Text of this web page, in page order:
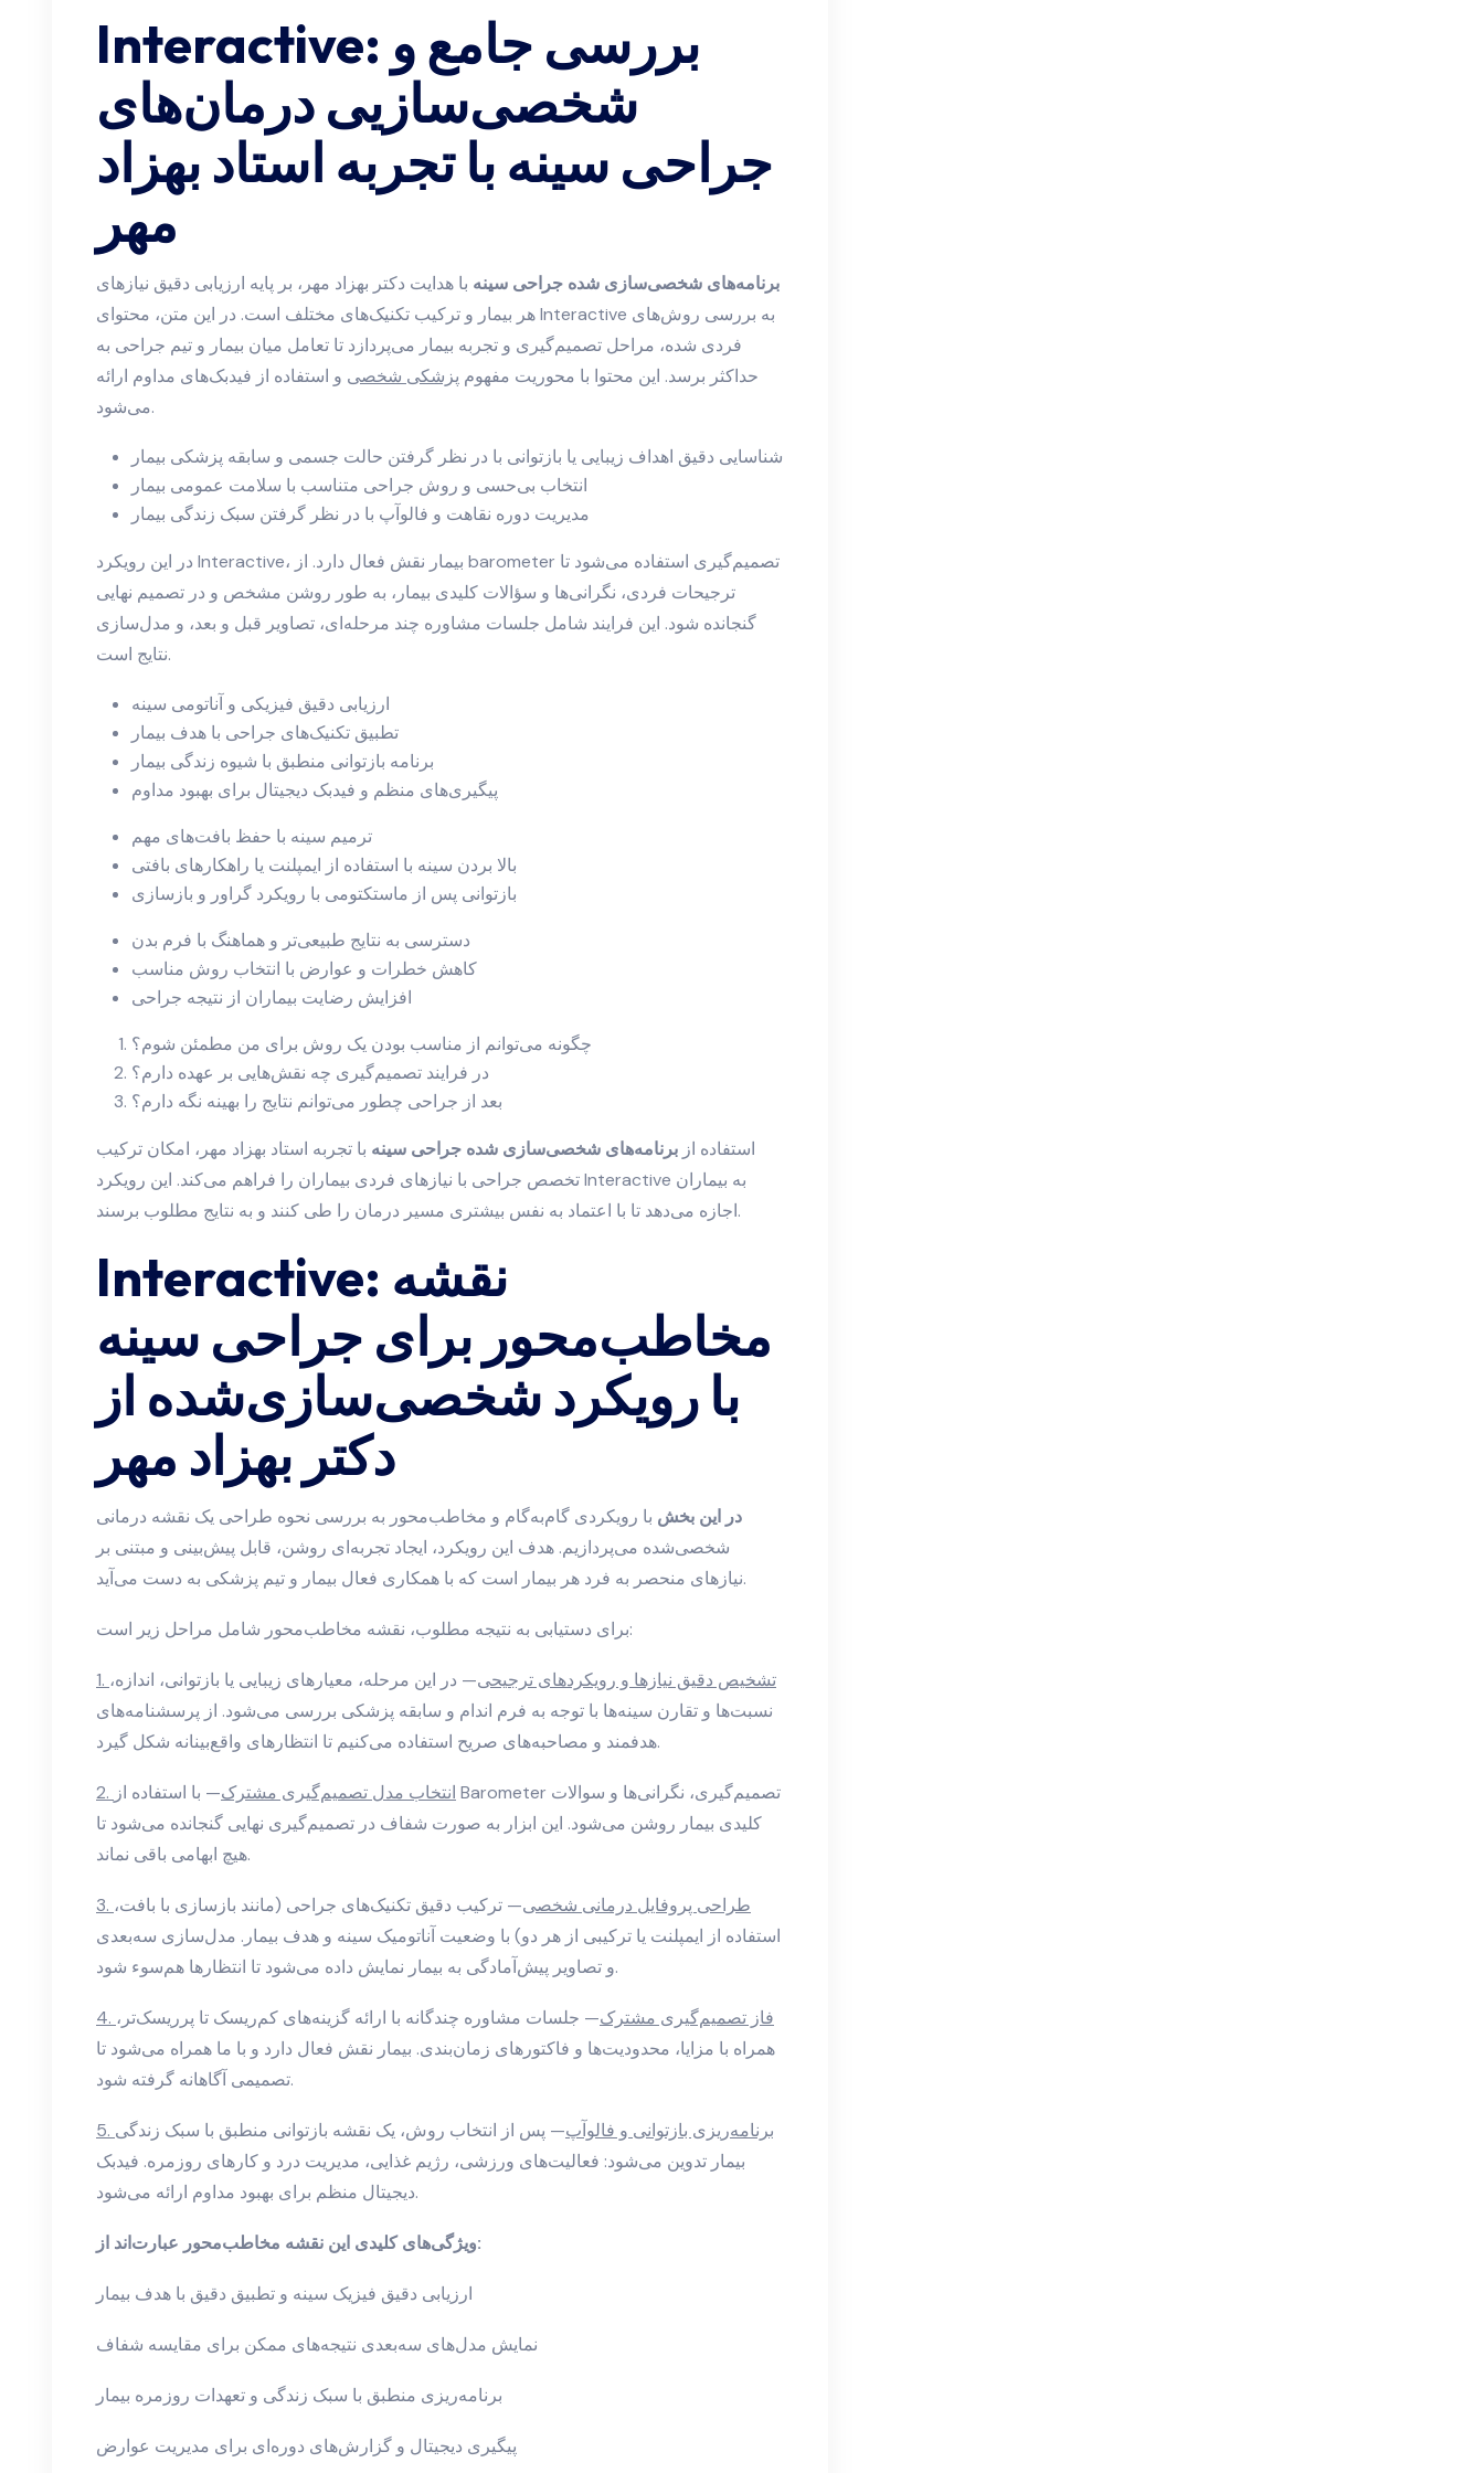
Interactive: بررسی جامع و
شخصی‌سازیی درمان‌های
جراحی سینه با تجربه استاد بهزاد
مهر
برنامه‌های شخصی‌سازی شده جراحی سینه با هدایت دکتر بهزاد مهر، بر پایه ارزیابی دقیق نیازهای
هر بیمار و ترکیب تکنیک‌های مختلف است. در این متن، محتوای Interactive به بررسی روش‌های
فردی شده، مراحل تصمیم‌گیری و تجربه بیمار می‌پردازد تا تعامل میان بیمار و تیم جراحی به
حداکثر برسد. این محتوا با محوریت مفهوم پزشکی شخصی و استفاده از فیدبک‌های مداوم ارائه
می‌شود.
شناسایی دقیق اهداف زیبایی یا بازتوانی با در نظر گرفتن حالت جسمی و سابقه پزشکی بیمار
انتخاب بی‌حسی و روش جراحی متناسب با سلامت عمومی بیمار
مدیریت دوره نقاهت و فالوآپ با در نظر گرفتن سبک زندگی بیمار
در این رویکرد Interactive، بیمار نقش فعال دارد. از barometer تصمیم‌گیری استفاده می‌شود تا
ترجیحات فردی، نگرانی‌ها و سؤالات کلیدی بیمار، به طور روشن مشخص و در تصمیم نهایی
گنجانده شود. این فرایند شامل جلسات مشاوره چند مرحله‌ای، تصاویر قبل و بعد، و مدل‌سازی
نتایج است.
ارزیابی دقیق فیزیکی و آناتومی سینه
تطبیق تکنیک‌های جراحی با هدف بیمار
برنامه بازتوانی منطبق با شیوه زندگی بیمار
پیگیری‌های منظم و فیدبک دیجیتال برای بهبود مداوم
ترمیم سینه با حفظ بافت‌های مهم
بالا بردن سینه با استفاده از ایمپلنت یا راهکارهای بافتی
بازتوانی پس از ماستکتومی با رویکرد گراور و بازسازی
دسترسی به نتایج طبیعی‌تر و هماهنگ با فرم بدن
کاهش خطرات و عوارض با انتخاب روش مناسب
افزایش رضایت بیماران از نتیجه جراحی
چگونه می‌توانم از مناسب بودن یک روش برای من مطمئن شوم؟
در فرایند تصمیم‌گیری چه نقش‌هایی بر عهده دارم؟
بعد از جراحی چطور می‌توانم نتایج را بهینه نگه دارم؟
استفاده از برنامه‌های شخصی‌سازی شده جراحی سینه با تجربه استاد بهزاد مهر، امکان ترکیب
تخصص جراحی با نیازهای فردی بیماران را فراهم می‌کند. این رویکرد Interactive به بیماران
اجازه می‌دهد تا با اعتماد به نفس بیشتری مسیر درمان را طی کنند و به نتایج مطلوب برسند.
Interactive: نقشه
مخاطب‌محور برای جراحی سینه
با رویکرد شخصی‌سازی‌شده از
دکتر بهزاد مهر
در این بخش با رویکردی گام‌به‌گام و مخاطب‌محور به بررسی نحوه طراحی یک نقشه درمانی
شخصی‌شده می‌پردازیم. هدف این رویکرد، ایجاد تجربه‌ای روشن، قابل پیش‌بینی و مبتنی بر
نیازهای منحصر به فرد هر بیمار است که با همکاری فعال بیمار و تیم پزشکی به دست می‌آید.
برای دستیابی به نتیجه مطلوب، نقشه مخاطب‌محور شامل مراحل زیر است:
1. تشخیص دقیق نیازها و رویکردهای ترجیحی— در این مرحله، معیارهای زیبایی یا بازتوانی، اندازه،
نسبت‌ها و تقارن سینه‌ها با توجه به فرم اندام و سابقه پزشکی بررسی می‌شود. از پرسشنامه‌های
هدفمند و مصاحبه‌های صریح استفاده می‌کنیم تا انتظارهای واقع‌بینانه شکل گیرد.
2. انتخاب مدل تصمیم‌گیری مشترک— با استفاده از Barometer تصمیم‌گیری، نگرانی‌ها و سوالات
کلیدی بیمار روشن می‌شود. این ابزار به صورت شفاف در تصمیم‌گیری نهایی گنجانده می‌شود تا
هیچ ابهامی باقی نماند.
3. طراحی پروفایل درمانی شخصی— ترکیب دقیق تکنیک‌های جراحی (مانند بازسازی با بافت،
استفاده از ایمپلنت یا ترکیبی از هر دو) با وضعیت آناتومیک سینه و هدف بیمار. مدل‌سازی سه‌بعدی
و تصاویر پیش‌آمادگی به بیمار نمایش داده می‌شود تا انتظارها هم‌سوء شود.
4. فاز تصمیم‌گیری مشترک— جلسات مشاوره چندگانه با ارائه گزینه‌های کم‌ریسک تا پرریسک‌تر،
همراه با مزایا، محدودیت‌ها و فاکتورهای زمان‌بندی. بیمار نقش فعال دارد و با ما همراه می‌شود تا
تصمیمی آگاهانه گرفته شود.
5. برنامه‌ریزی بازتوانی و فالوآپ— پس از انتخاب روش، یک نقشه بازتوانی منطبق با سبک زندگی
بیمار تدوین می‌شود: فعالیت‌های ورزشی، رژیم غذایی، مدیریت درد و کارهای روزمره. فیدبک
دیجیتال منظم برای بهبود مداوم ارائه می‌شود.
ویژگی‌های کلیدی این نقشه مخاطب‌محور عبارت‌اند از:
ارزیابی دقیق فیزیک سینه و تطبیق دقیق با هدف بیمار
نمایش مدل‌های سه‌بعدی نتیجه‌های ممکن برای مقایسه شفاف
برنامه‌ریزی منطبق با سبک زندگی و تعهدات روزمره بیمار
پیگیری دیجیتال و گزارش‌های دوره‌ای برای مدیریت عوارض